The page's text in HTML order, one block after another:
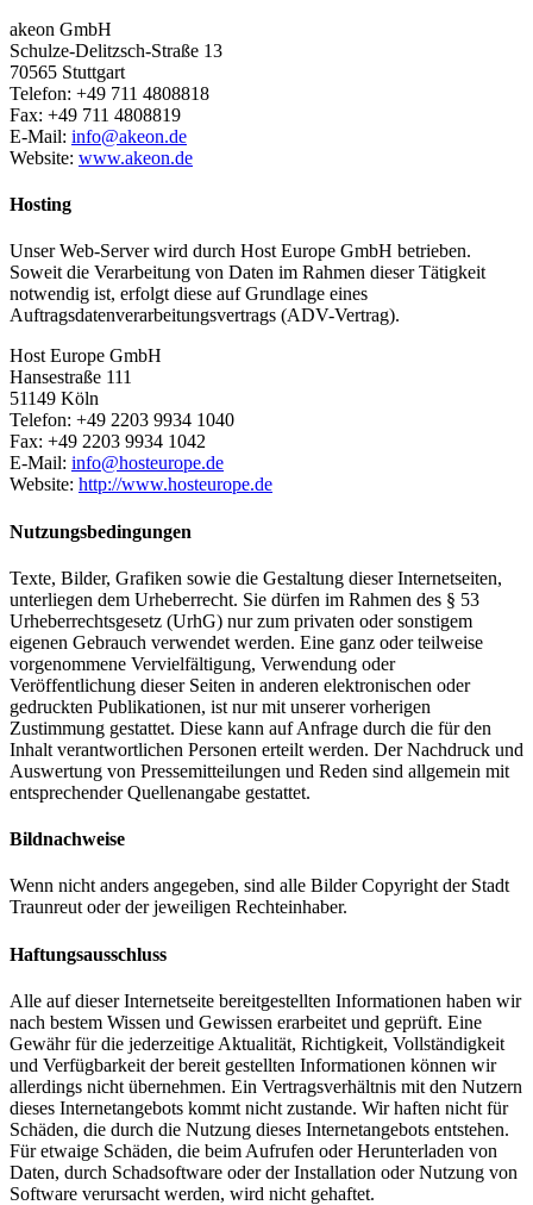
akeon GmbH
Schulze-Delitzsch-Straße 13
70565 Stuttgart
Telefon: +49 711 4808818
Fax: +49 711 4808819
E-Mail: info@akeon.de
Website: www.akeon.de
Hosting
Unser Web-Server wird durch Host Europe GmbH betrieben.
Soweit die Verarbeitung von Daten im Rahmen dieser Tätigkeit
notwendig ist, erfolgt diese auf Grundlage eines
Auftragsdatenverarbeitungsvertrags (ADV-Vertrag).
Host Europe GmbH
Hansestraße 111
51149 Köln
Telefon: +49 2203 9934 1040
Fax: +49 2203 9934 1042
E-Mail: info@hosteurope.de
Website: http://www.hosteurope.de
Nutzungsbedingungen
Texte, Bilder, Grafiken sowie die Gestaltung dieser Internetseiten,
unterliegen dem Urheberrecht. Sie dürfen im Rahmen des § 53
Urheberrechtsgesetz (UrhG) nur zum privaten oder sonstigem
eigenen Gebrauch verwendet werden. Eine ganz oder teilweise
vorgenommene Vervielfältigung, Verwendung oder
Veröffentlichung dieser Seiten in anderen elektronischen oder
gedruckten Publikationen, ist nur mit unserer vorherigen
Zustimmung gestattet. Diese kann auf Anfrage durch die für den
Inhalt verantwortlichen Personen erteilt werden. Der Nachdruck und
Auswertung von Pressemitteilungen und Reden sind allgemein mit
entsprechender Quellenangabe gestattet.
Bildnachweise
Wenn nicht anders angegeben, sind alle Bilder Copyright der Stadt
Traunreut oder der jeweiligen Rechteinhaber.
Haftungsausschluss
Alle auf dieser Internetseite bereitgestellten Informationen haben wir
nach bestem Wissen und Gewissen erarbeitet und geprüft. Eine
Gewähr für die jederzeitige Aktualität, Richtigkeit, Vollständigkeit
und Verfügbarkeit der bereit gestellten Informationen können wir
allerdings nicht übernehmen. Ein Vertragsverhältnis mit den Nutzern
dieses Internetangebots kommt nicht zustande. Wir haften nicht für
Schäden, die durch die Nutzung dieses Internetangebots entstehen.
Für etwaige Schäden, die beim Aufrufen oder Herunterladen von
Daten, durch Schadsoftware oder der Installation oder Nutzung von
Software verursacht werden, wird nicht gehaftet.